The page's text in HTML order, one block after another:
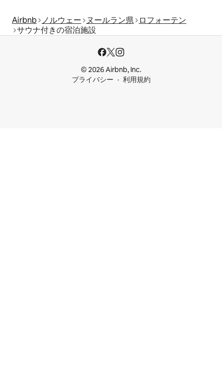
Airbnb ノルウェー ヌールラン県
ロフォーテン
サウナ付きの宿泊施設
© 2026 Airbnb, Inc.
プライバシー
利用規約